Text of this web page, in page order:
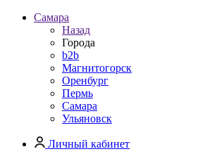
Самара
Назад
Города
b2b
Магнитогорск
Оренбург
Пермь
Самара
Ульяновск
Личный кабинет